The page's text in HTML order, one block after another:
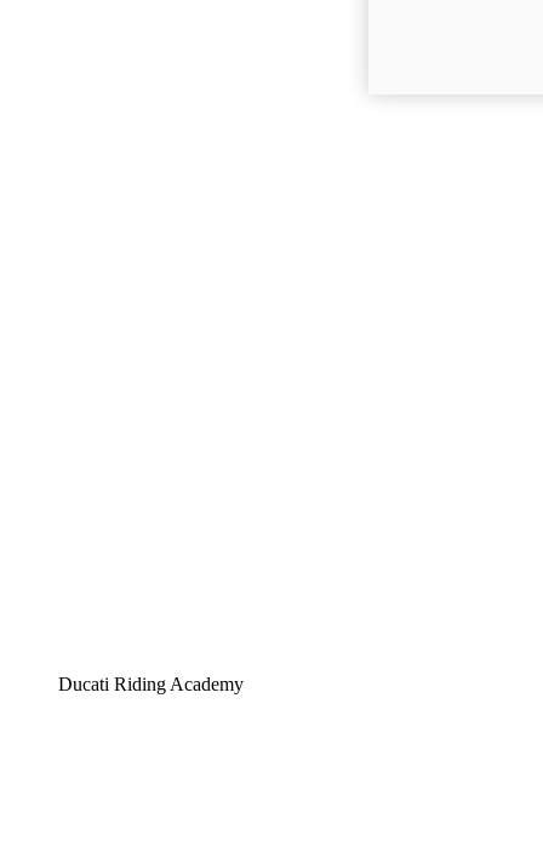
Ducati Riding Academy